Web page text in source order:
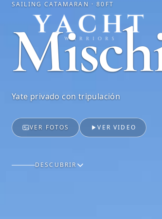
Yacht Warriors
SAILING CATAMARAN · 80FT
Yate privado con tripulación
VER FOTOS VER VIDEO
DESCUBRIR